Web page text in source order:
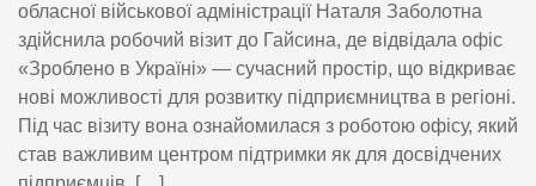
обласної військової адміністрації Наталя Заболотна
здійснила робочий візит до Гайсина, де відвідала офіс
«Зроблено в Україні» — сучасний простір, що відкриває
нові можливості для розвитку підприємництва в регіоні.
Під час візиту вона ознайомилася з роботою офісу, який
став важливим центром підтримки як для досвідчених